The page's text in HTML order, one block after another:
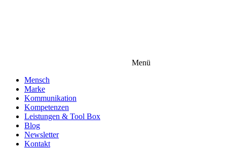
Menü
Mensch
Marke
Kommunikation
Kompetenzen
Leistungen & Tool Box
Blog
Newsletter
Kontakt